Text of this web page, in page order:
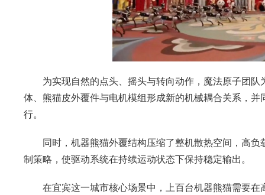
为实现自然的点头、摇头与转向动作，魔法原子团队
体、熊猫皮外覆件与电机模组形成新的机械耦合关系，
行。
同时，机器熊猫外覆结构压缩了整机散热空间，高负
制策略，使驱动系统在持续运动状态下保持稳定输出。
在宜宾这一城市核心场景中，上百台机器熊猫需要在